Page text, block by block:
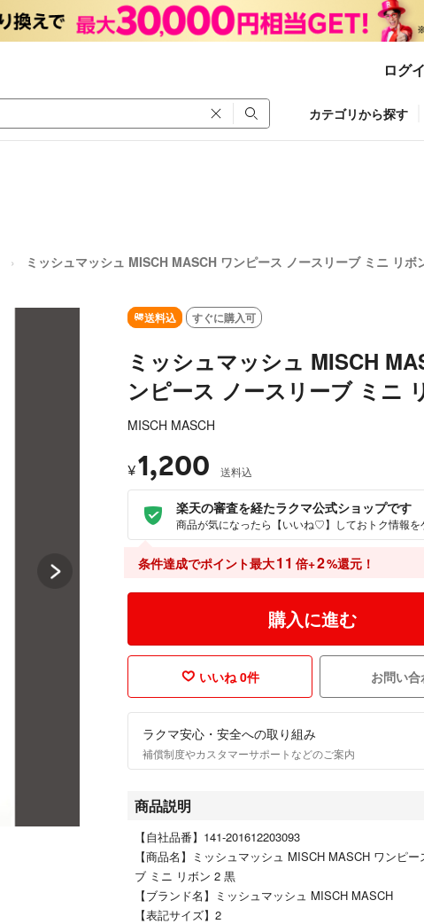
ログ
カテゴリから探す
ミッシュマッシュ MISCH MASCH ワンピース ノースリーブ ミニ リボ
送料込 すぐに購入可
ミッシュマッシュ MISCH
ンピース ノースリーブ ミニ
MISCH MASCH
¥1,200 送料込
楽天の審査を経たラクマ公式ショップです
商品が気になったら【いいね♡】しておトク情報を
条件達成でポイント最大11 倍+2%還元！
購入に進む
いいね 0件 お問い
ラクマ安心・安全への取り組み
補償制度やカスタマーサポートなどのご案内
商品説明
【自社品番】141-201612203093
【商品名】ミッシュマッシュ MISCH MASCH ワンピ
ブ ミニ リボン 2 黒
【ブランド名】ミッシュマッシュ MISCH MASCH
【表記サイズ】2